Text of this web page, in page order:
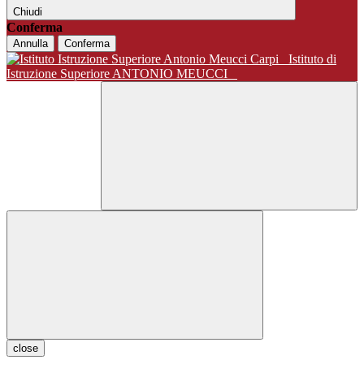
Chiudi
Conferma
Annulla Conferma
Istituto di
Istruzione Superiore ANTONIO MEUCCI
close